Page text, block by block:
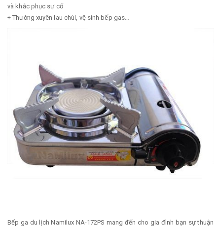
và khắc phục sự cố
+ Thường xuyên lau chùi, vệ sinh bếp gas…
Bếp ga du lịch Namilux NA-172PS mang đến cho gia đình bạn sự thuận